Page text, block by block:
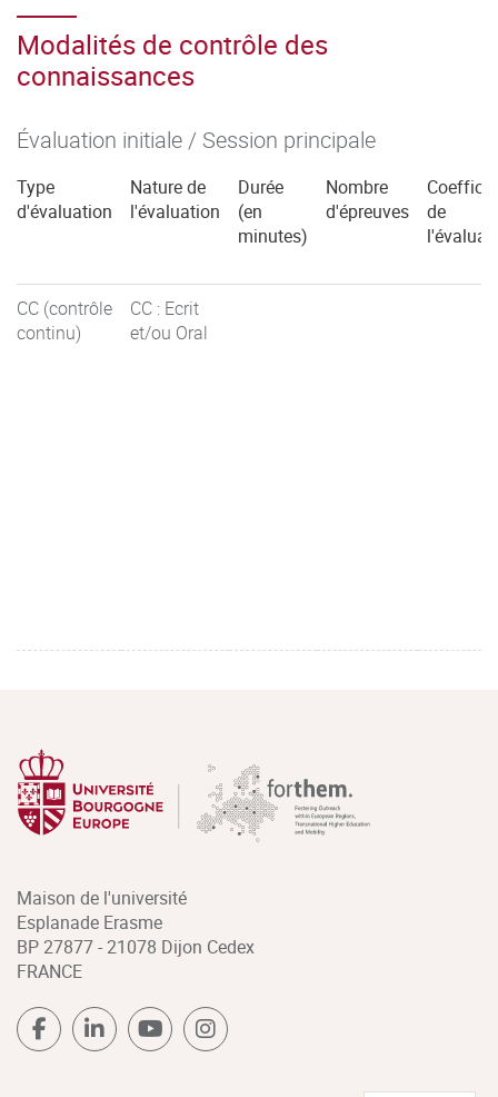
Modalités de contrôle des
connaissances
Évaluation initiale / Session principale
Type
d'évaluation
Nature de
l'évaluation
Durée
(en
minutes)
Nombre
d'épreuves
de
CC (contrôle
continu)
CC : Ecrit
et/ou Oral
Maison de l'université
Esplanade Erasme
BP 27877 - 21078 Dijon Cedex
FRANCE